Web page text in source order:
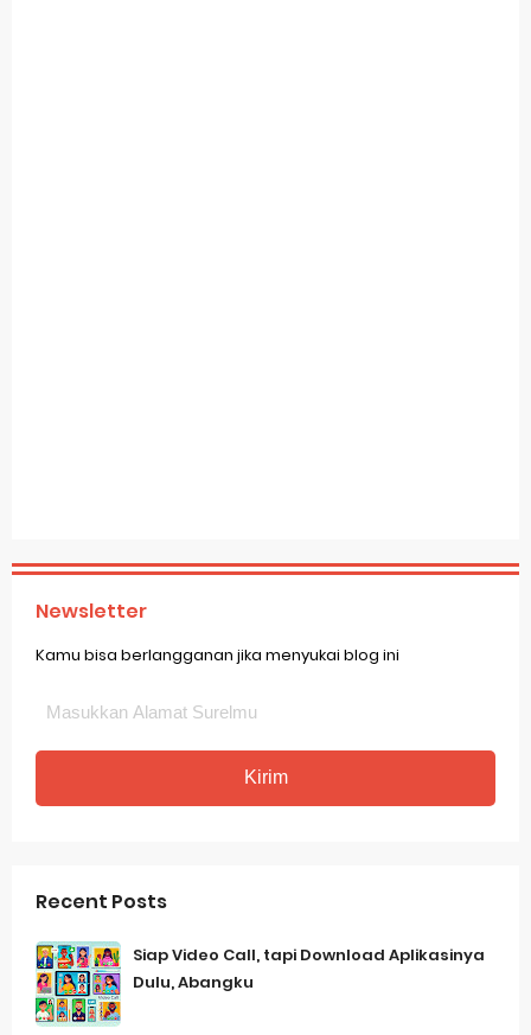
Newsletter
Kamu bisa berlangganan jika menyukai blog ini
Recent Posts
Siap Video Call, tapi Download Aplikasinya
Dulu, Abangku